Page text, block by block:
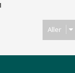
Aller